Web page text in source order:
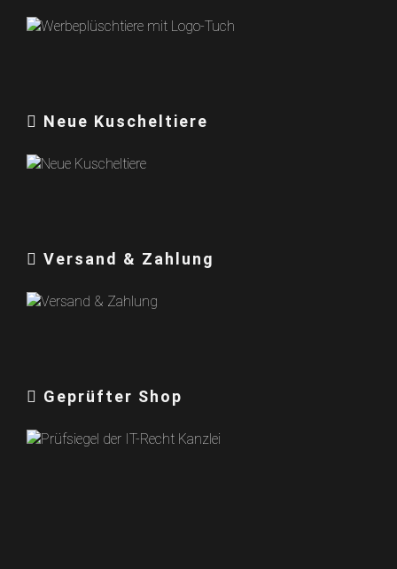
Neue Kuscheltiere
Versand & Zahlung
Geprüfter Shop